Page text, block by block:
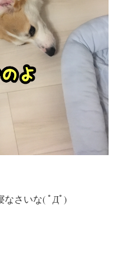
なさいな( ﾟДﾟ)